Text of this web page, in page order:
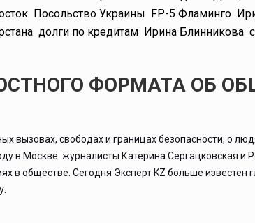
Посольство Украины FP-5 Фламинго
долги по кредитам Ирина Блинникова
ФОРМАТА ОБ
вызовах, свободах и границах безопасности, о
в Москве журналисты Катерина Сергацковская и
в обществе. Сегодня Эксперт KZ больше